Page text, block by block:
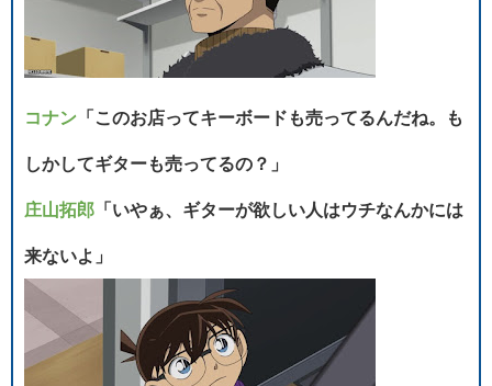
コナン 「このお店ってキーボードも売ってるんだね。も
しかしてギターも売ってるの？」
庄山拓郎 「いやぁ、ギターが欲しい人はウチなんかには
来ないよ」